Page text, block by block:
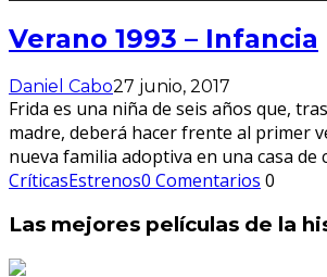
Verano 1993 – Infancia
Daniel Cabo27 junio, 2017
Frida es una niña de seis años que,
madre, deberá hacer frente al primer
nueva familia adoptiva en una casa de
CríticasEstrenos0 Comentarios 0
Las mejores películas de la